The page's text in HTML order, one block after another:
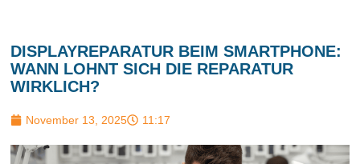
DISPLAYREPARATUR BEIM SMARTPHONE:
WANN LOHNT SICH DIE REPARATUR
WIRKLICH?
November 13, 2025 11:17